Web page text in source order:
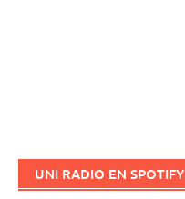
UNI RADIO EN SPOTIFY